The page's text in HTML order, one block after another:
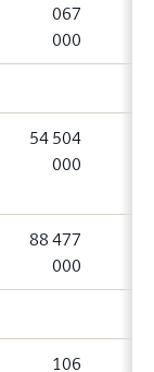
067
000
54 504
000
88 477
000
106